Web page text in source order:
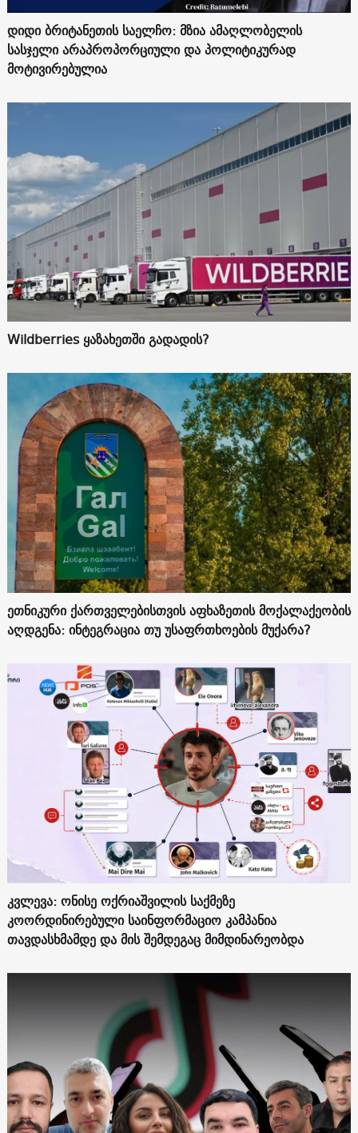
დიდი ბრიტანეთის საელჩო: მზია ამაღლობელის
სასჯელი არაპროპორციული და პოლიტიკურად
მოტივირებულია
Wildberries ყაზახეთში გადადის?
ეთნიკური ქართველებისთვის აფხაზეთის მოქალაქეობის
აღდგენა: ინტეგრაცია თუ უსაფრთხოების მუქარა?
კვლევა: ონისე ოქრიაშვილის საქმეზე
კოორდინირებული საინფორმაციო კამპანია
თავდასხმამდე და მის შემდეგაც მიმდინარეობდა